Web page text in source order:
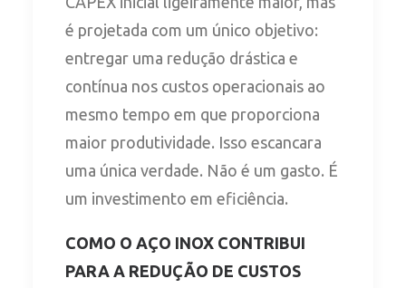
é projetada com um único objetivo:
entregar uma redução drástica e
contínua nos custos operacionais ao
mesmo tempo em que proporciona
maior produtividade. Isso escancara
uma única verdade. Não é um gasto. É
um investimento em eficiência.
COMO O AÇO INOX CONTRIBUI
PARA A REDUÇÃO DE CUSTOS